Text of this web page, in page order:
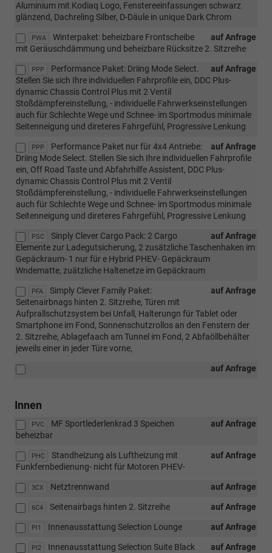
Aluminium mit Kodiaq Logo, Fenstereeinfassungen schwarz
glänzend, Dachreling Silber, D-Däule in unique Dark Chrom
PWA auf Anfrage
Winterpaket: beheizbare Frontscheibe
mit Geräuschdämmung und beheizbare Rücksitze 2. Sitzreihe
PPP auf Anfrage
Performance Paket: Driing Mode Select.
Stellen Sie sich Ihre individuellen Fahrprofile ein, DDC Plus-
dynamic Chassis Control Plus mit 2 Ventil
Stoßdämpfereinstellung, - individuelle Fahrwerkseinstellungen
auch für Schlechte Wege und Schnee- im Sportmodus minimale
Seitenneigung und direteres Fahrgefühl, Progressive Lenkung
PPP auf Anfrage
Performance Paket nur für 4x4 Antriebe:
Driing Mode Select. Stellen Sie sich Ihre individuellen Fahrprofile
ein, Off Road Taste und Abfahrhilfe Assistent, DDC Plus-
dynamic Chassis Control Plus mit 2 Ventil
Stoßdämpfereinstellung, - individuelle Fahrwerkseinstellungen
auch für Schlechte Wege und Schnee- im Sportmodus minimale
Seitenneigung und direteres Fahrgefühl, Progressive Lenkung
PSC auf Anfrage
Sinply Clever Cargo Pack: 2 Cargo
Elemente zur Ladegutsicherung, 2 zusätzliche Taschenhaken im
Gepäckraum- 1 nur für e Hybrid PHEV- Gepäckraum
Wndematte, zuätzliche Haltenetze im Gepäckraum
PFA auf Anfrage
Simply Clever Family Paket:
Seitenairbnags hinten 2. Sitzreihe, Türen mit
Aufprallschutzsystem bei Unfall, Halterungn für Tablet oder
Smartphone im Fond, Sonnenschutzrollos an den Fenstern der
2. Sitzreihe, Ablagefaach am Tunnel im Fond, 2 Abfaöllbehälter
jeweils einer in jeder Türe vorne,
auf Anfrage
Innen
PVC auf Anfrage
MF Sportlederlenkrad 3 Speichen
beheizbar
PHC auf Anfrage
Standheizung als Luftheizung mit
Funkfernbedienung- nicht für Motoren PHEV-
3CX auf Anfrage
Netztrennwand
6C4 auf Anfrage
Seitenairbags hinten 2. Sitzreihe
PI1 auf Anfrage
Innenausstattung Selection Lounge
PI2 auf Anfrage
Innenausstattung Selection Suite Black